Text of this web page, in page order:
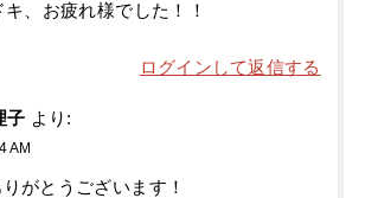
、お疲れ様でした！！
ログインして返信する
子 より:
AM
がとうございます！